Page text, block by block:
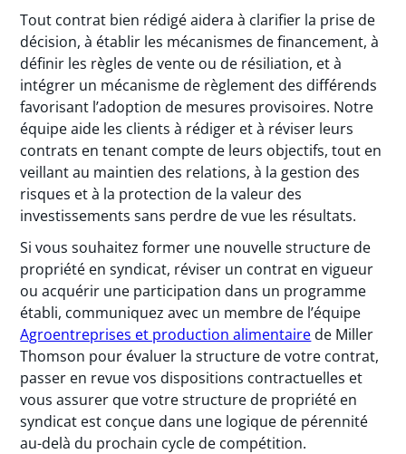
Tout contrat bien rédigé aidera à clarifier la prise de
décision, à établir les mécanismes de financement, à
définir les règles de vente ou de résiliation, et à
intégrer un mécanisme de règlement des différends
favorisant l’adoption de mesures provisoires. Notre
équipe aide les clients à rédiger et à réviser leurs
contrats en tenant compte de leurs objectifs, tout en
veillant au maintien des relations, à la gestion des
risques et à la protection de la valeur des
investissements sans perdre de vue les résultats.
Si vous souhaitez former une nouvelle structure de
propriété en syndicat, réviser un contrat en vigueur
ou acquérir une participation dans un programme
établi, communiquez avec un membre de l’équipe
Agroentreprises et production alimentaire de Miller
Thomson pour évaluer la structure de votre contrat,
passer en revue vos dispositions contractuelles et
vous assurer que votre structure de propriété en
syndicat est conçue dans une logique de pérennité
au-delà du prochain cycle de compétition.